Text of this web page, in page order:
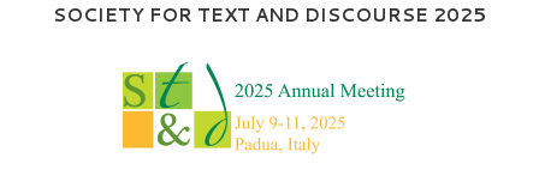
SOCIETY FOR TEXT AND DISCOURSE 2025